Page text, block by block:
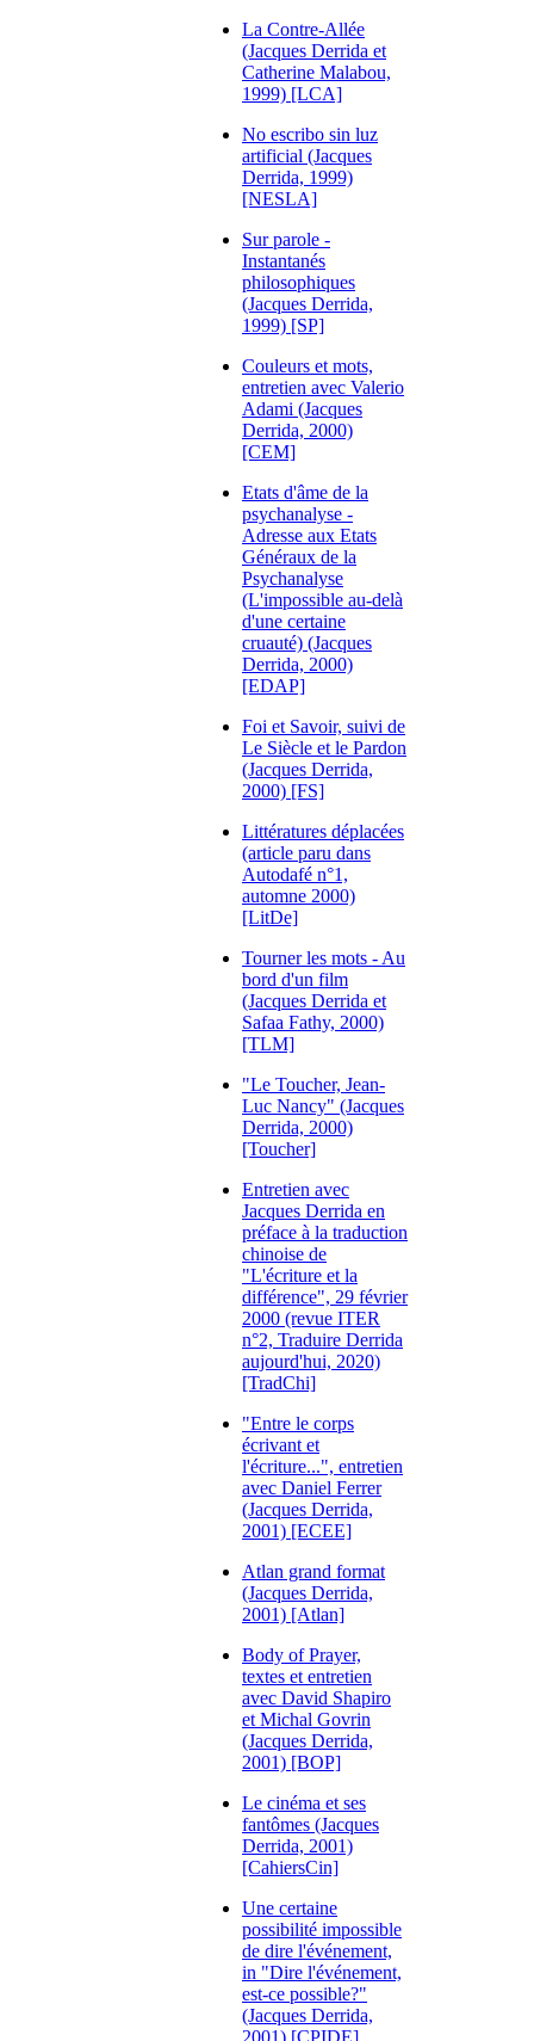
La Contre-Allée
(Jacques Derrida et
Catherine Malabou,
1999) [LCA]
No escribo sin luz
artificial (Jacques
Derrida, 1999)
[NESLA]
Sur parole -
Instantanés
philosophiques
(Jacques Derrida,
1999) [SP]
Couleurs et mots,
entretien avec Valerio
Adami (Jacques
Derrida, 2000)
[CEM]
Etats d'âme de la
psychanalyse -
Adresse aux Etats
Généraux de la
Psychanalyse
(L'impossible au-delà
d'une certaine
cruauté) (Jacques
Derrida, 2000)
[EDAP]
Foi et Savoir, suivi de
Le Siècle et le Pardon
(Jacques Derrida,
2000) [FS]
Littératures déplacées
(article paru dans
Autodafé n°1,
automne 2000)
[LitDe]
Tourner les mots - Au
bord d'un film
(Jacques Derrida et
Safaa Fathy, 2000)
[TLM]
"Le Toucher, Jean-
Luc Nancy" (Jacques
Derrida, 2000)
[Toucher]
Entretien avec
Jacques Derrida en
préface à la traduction
chinoise de
"L'écriture et la
différence", 29 février
2000 (revue ITER
n°2, Traduire Derrida
aujourd'hui, 2020)
[TradChi]
"Entre le corps
écrivant et
l'écriture...", entretien
avec Daniel Ferrer
(Jacques Derrida,
2001) [ECEE]
Atlan grand format
(Jacques Derrida,
2001) [Atlan]
Body of Prayer,
textes et entretien
avec David Shapiro
et Michal Govrin
(Jacques Derrida,
2001) [BOP]
Le cinéma et ses
fantômes (Jacques
Derrida, 2001)
[CahiersCin]
Une certaine
possibilité impossible
de dire l'événement,
in "Dire l'événement,
est-ce possible?"
(Jacques Derrida,
2001) [CPIDE]